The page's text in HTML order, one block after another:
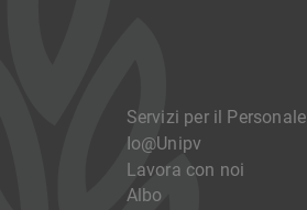
Servizi per il Personale
Io@Unipv
Lavora con noi
Albo